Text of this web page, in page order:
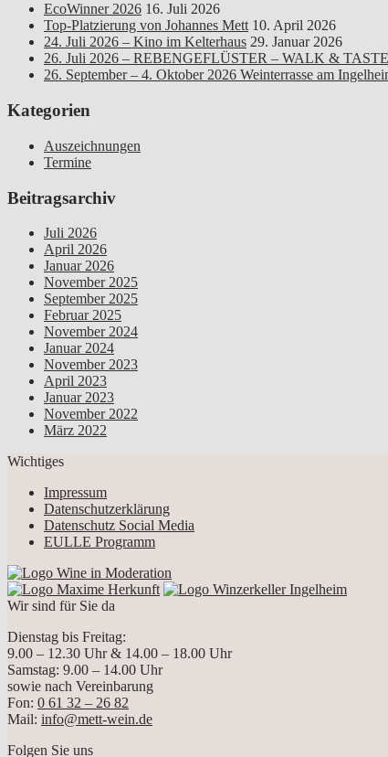
EcoWinner 2026 16. Juli 2026
Top-Platzierung von Johannes Mett 10. April 2026
24. Juli 2026 – Kino im Kelterhaus 29. Januar 2026
26. Juli 2026 – REBENGEFLÜSTER – WALK & TASTE
26. September – 4. Oktober 2026 Weinterrasse am
Kategorien
Auszeichnungen
Termine
Beitragsarchiv
Juli 2026
April 2026
Januar 2026
November 2025
September 2025
Februar 2025
November 2024
Januar 2024
November 2023
April 2023
Januar 2023
November 2022
März 2022
Wichtiges
Impressum
Datenschutzerklärung
Datenschutz Social Media
EULLE Programm
Wir sind für Sie da
Dienstag bis Freitag:
9.00 – 12.30 Uhr & 14.00 – 18.00 Uhr
Samstag: 9.00 – 14.00 Uhr
sowie nach Vereinbarung
Fon: 0 61 32 – 26 82
Mail: info@mett-wein.de
Folgen Sie uns